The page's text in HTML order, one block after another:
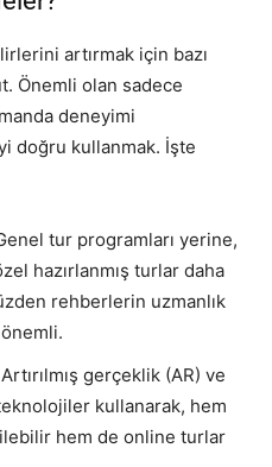
artırmak için bazı
Önemli olan sadece
deneyimi
doğru kullanmak. İşte
tur programları yerine,
hazırlanmış turlar daha
rehberlerin uzmanlık
Artırılmış gerçeklik (AR) ve
kullanarak, hem
hem de online turlar